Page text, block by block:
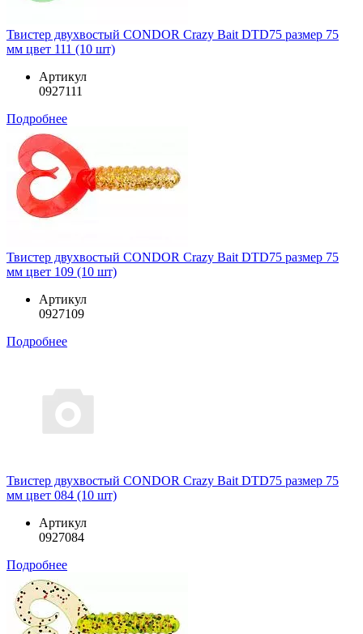
Твистер двухвостый CONDOR Crazy Bait DTD75 размер 75
мм цвет 111 (10 шт)
Артикул
0927111
Подробнее
Твистер двухвостый CONDOR Crazy Bait DTD75 размер 75
мм цвет 109 (10 шт)
Артикул
0927109
Подробнее
Твистер двухвостый CONDOR Crazy Bait DTD75 размер 75
мм цвет 084 (10 шт)
Артикул
0927084
Подробнее